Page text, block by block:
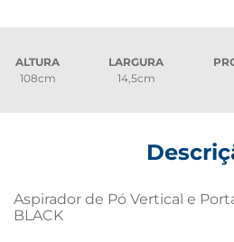
ALTURA
108cm
LARGURA
14,5cm
Aspirador de Pó Vertical e
BLACK